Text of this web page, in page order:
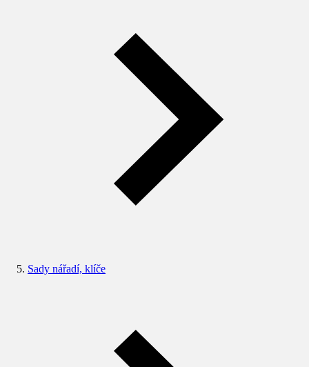
Sady nářadí, klíče